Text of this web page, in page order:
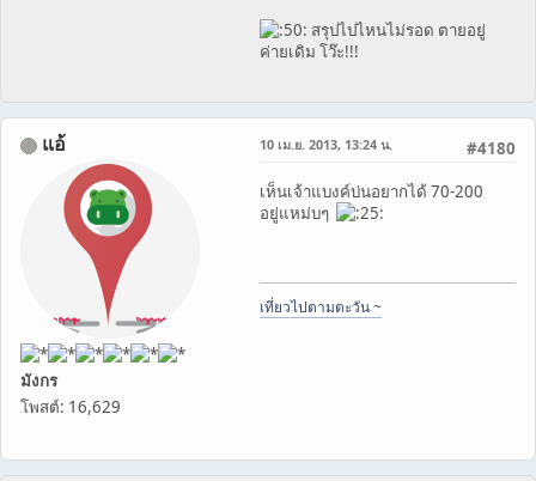
สรุปไปไหนไม่รอด ตายอยู่
ค่ายเดิม โว๊ะ!!!
แอ้
มังกร
โพสต์: 16,629
#4180
10 เม.ย. 2013, 13:24 น.
เห็นเจ้าแบงค์บ่นอยากได้ 70-200
อยู่แหม่บๆ
เที่ยวไปตามตะวัน ~